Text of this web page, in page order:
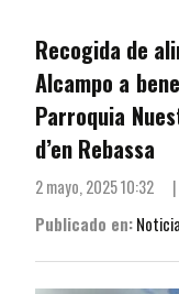
Recogida de
Alcampo a
Parroquia
d’en Rebassa
2 mayo, 2025 10:32 |
Publicado en: